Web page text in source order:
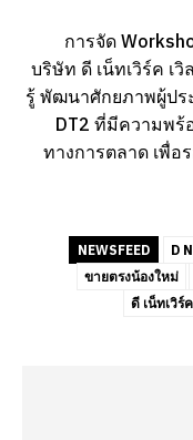
การจัด
บริษัท ดี เน็ทเวิร์ค เ
รู้ พัฒนาศักยภาพผู้ปร
DT2 ที่มีความพร้
ทางการตลาด เพื่อ
NEWSFEED D
ขายตรงน้องใหม่
ดี เน็ทเวิร์ค